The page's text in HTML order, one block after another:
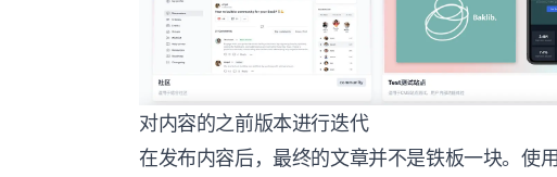
对内容的之前版本进行迭代
在发布内容后，最终的文章并不是铁板一块。使